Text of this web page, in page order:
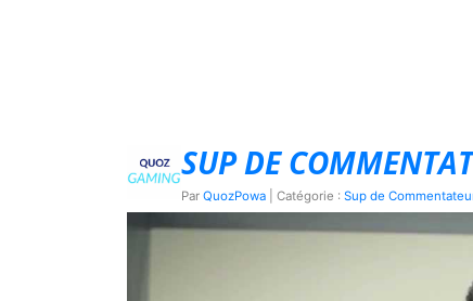
SUP DE
Par QuozPowa | Catégorie : Sup de